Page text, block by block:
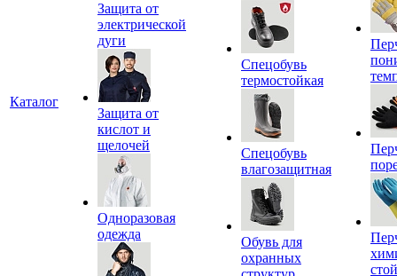
Каталог
Защита от
электрической
дуги
Защита от
кислот и
щелочей
Одноразовая
одежда
Спецобувь
термостойкая
Спецобувь
влагозащитная
Обувь для
охранных